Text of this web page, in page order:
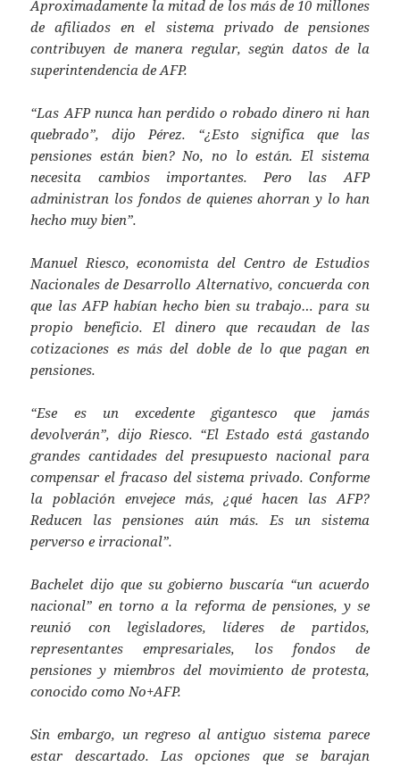
Aproximadamente la mitad de los más de 10 millones
de afiliados en el sistema privado de pensiones
contribuyen de manera regular, según datos de la
superintendencia de AFP.
“Las AFP nunca han perdido o robado dinero ni han
quebrado”, dijo Pérez. “¿Esto significa que las
pensiones están bien? No, no lo están. El sistema
necesita cambios importantes. Pero las AFP
administran los fondos de quienes ahorran y lo han
hecho muy bien”.
Manuel Riesco, economista del Centro de Estudios
Nacionales de Desarrollo Alternativo, concuerda con
que las AFP habían hecho bien su trabajo… para su
propio beneficio. El dinero que recaudan de las
cotizaciones es más del doble de lo que pagan en
pensiones.
“Ese es un excedente gigantesco que jamás
devolverán”, dijo Riesco. “El Estado está gastando
grandes cantidades del presupuesto nacional para
compensar el fracaso del sistema privado. Conforme
la población envejece más, ¿qué hacen las AFP?
Reducen las pensiones aún más. Es un sistema
perverso e irracional”.
Bachelet dijo que su gobierno buscaría “un acuerdo
nacional” en torno a la reforma de pensiones, y se
reunió con legisladores, líderes de partidos,
representantes empresariales, los fondos de
pensiones y miembros del movimiento de protesta,
conocido como No+AFP.
Sin embargo, un regreso al antiguo sistema parece
estar descartado. Las opciones que se barajan